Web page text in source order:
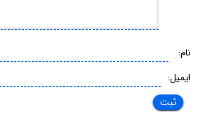
نام:
ایمیل: